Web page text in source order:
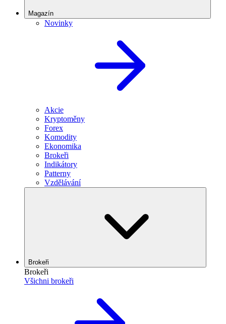
Magazín
Novinky
Akcie
Kryptoměny
Forex
Komodity
Ekonomika
Brokeři
Indikátory
Patterny
Vzdělávání
Brokeři
Brokeři
Všichni brokeři